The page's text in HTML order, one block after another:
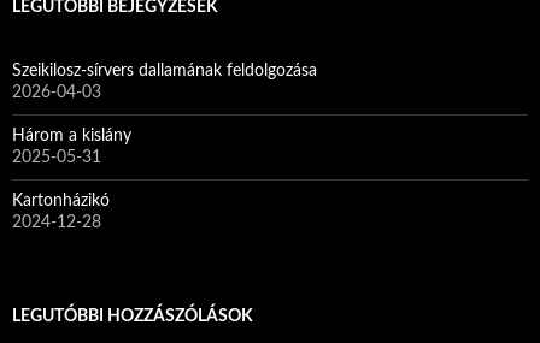
s
:
LEGUTÓBBI BEJEGYZÉSEK
Szeikilosz-sírvers dallamának feldolgozása
2026-04-03
Három a kislány
2025-05-31
Kartonházikó
2024-12-28
LEGUTÓBBI HOZZÁSZÓLÁSOK